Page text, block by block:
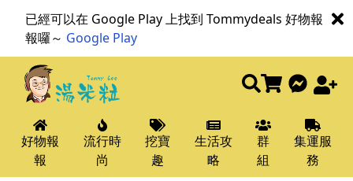
已經可以在 Google Play 上找到 Tommydeals 好物報
報囉～ Google Play
好物報
報
流行時
尚
挖寶
趣
生活攻
略
群
組
集運服
務